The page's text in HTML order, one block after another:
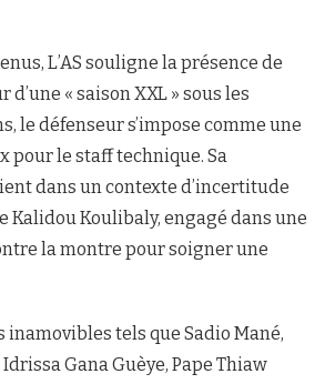
L’AS souligne la présence de
« saison XXL » sous les
le défenseur s’impose comme une
pour le staff technique. Sa
dans un contexte d’incertitude
Kalidou Koulibaly, engagé dans une
la montre pour soigner une
inamovibles tels que Sadio Mané,
Gana Guèye, Pape Thiaw